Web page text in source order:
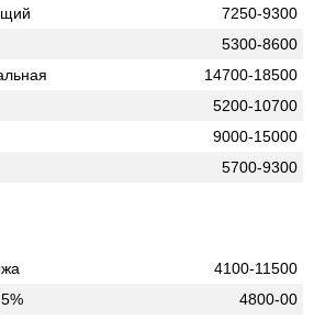
7250-9300
5300-8600
14700-18500
5200-10700
9000-15000
5700-9300
4100-11500
4800-00